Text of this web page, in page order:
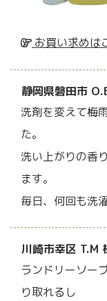
お買い求めは
静岡県磐田市
洗剤を変えて梅
た。
洗い上がりの香
ます。
毎日、何回も洗
川崎市幸区 T.M
ランドリーソー
り取れるし